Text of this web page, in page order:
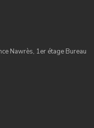
Nawrès, 1er étage Bureau